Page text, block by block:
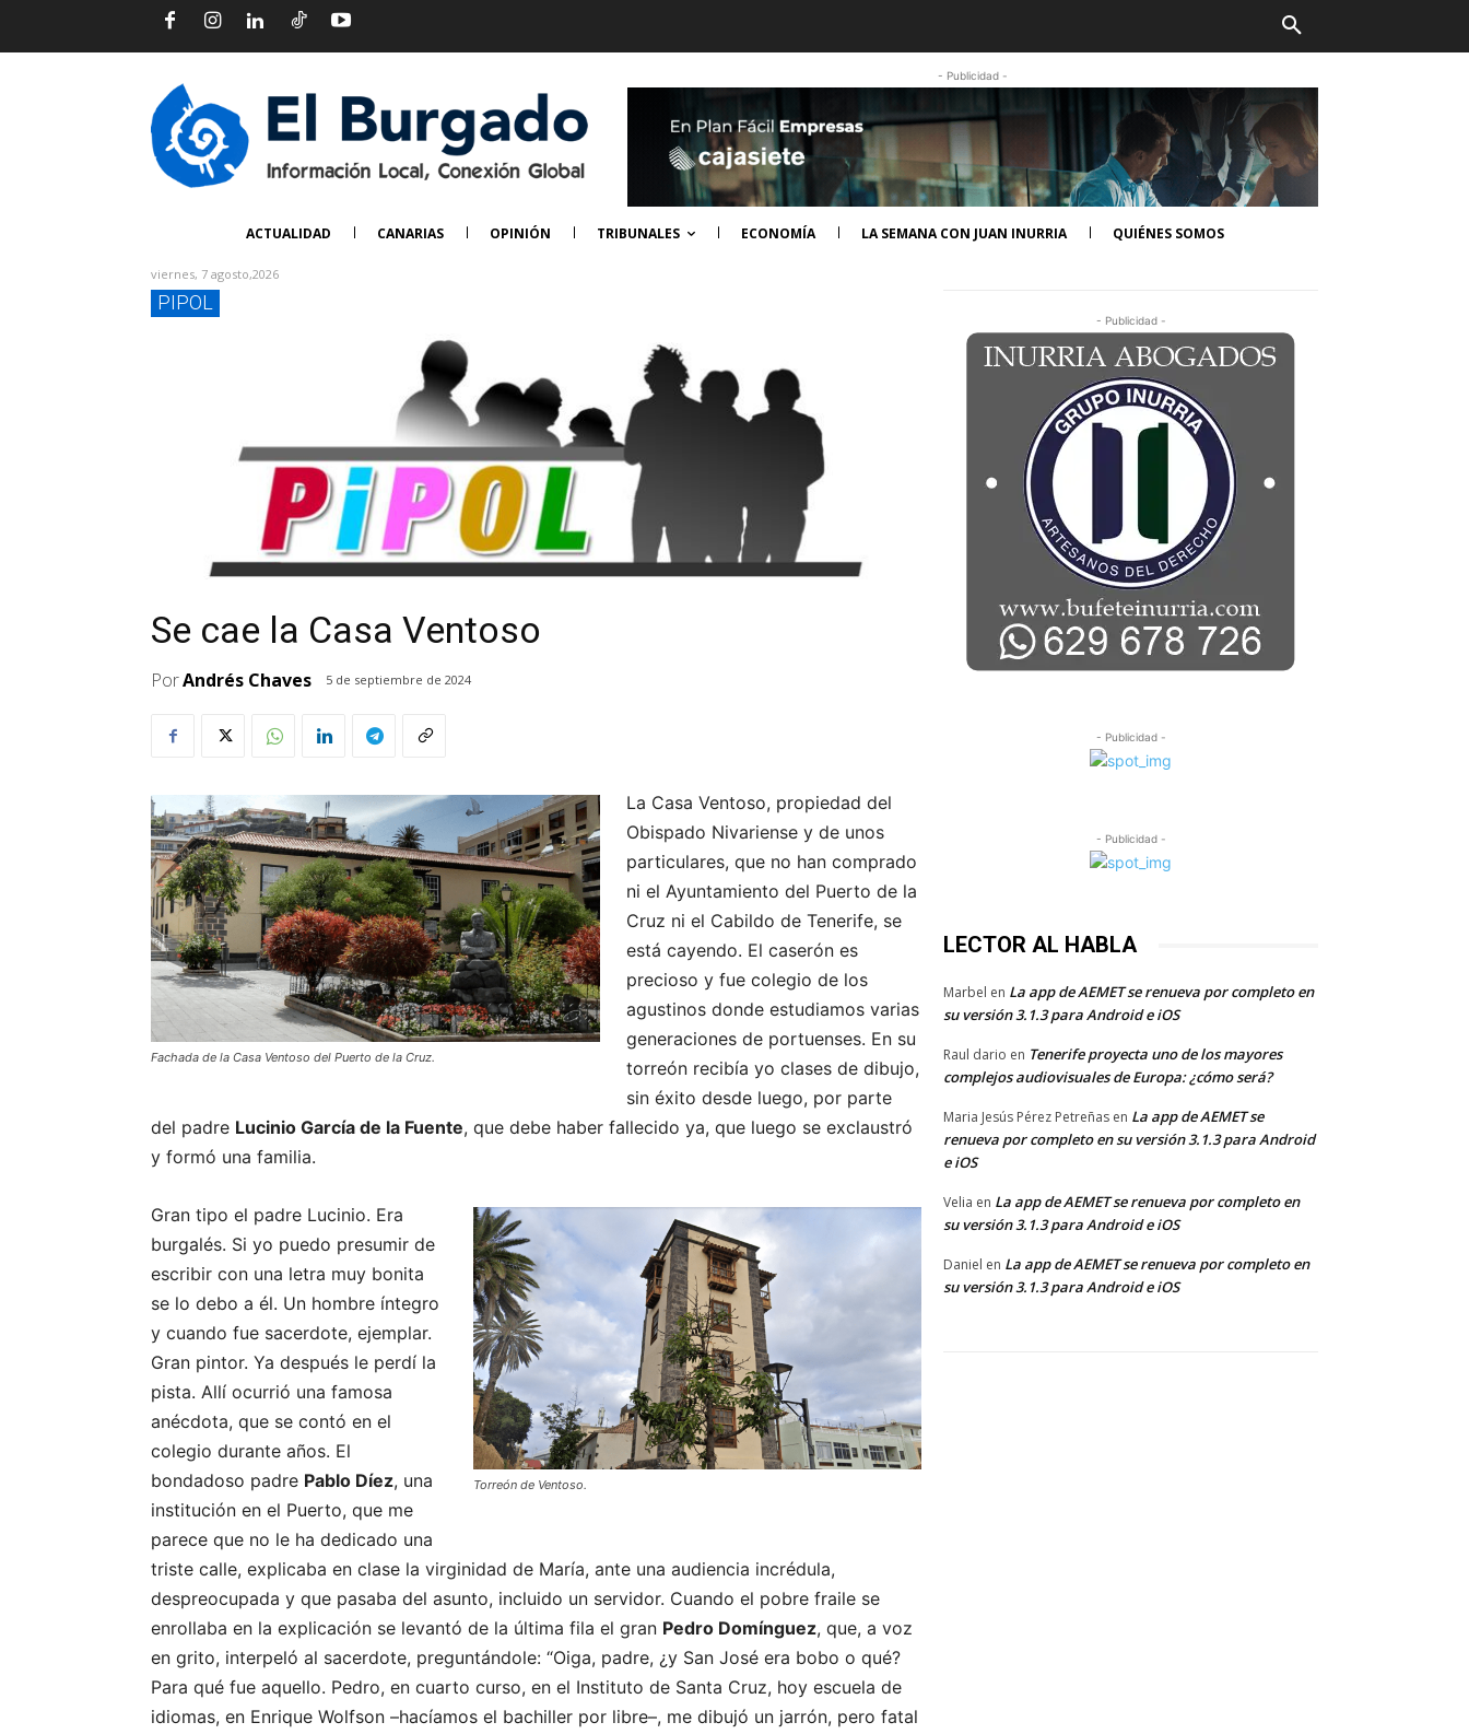
- Publicidad -
ACTUALIDAD CANARIAS OPINIÓN TRIBUNALES ECONOMÍA LA SEMANA CON JUAN INURRIA QUIÉNES SOMOS
viernes, 7 agosto,2026
PIPOL
Se cae la Casa Ventoso
PorAndrés Chaves 5 de septiembre de 2024
Fachada de la Casa Ventoso del Puerto de la Cruz.
La Casa Ventoso, propiedad del
Obispado Nivariense y de unos
particulares, que no han comprado
ni el Ayuntamiento del Puerto de la
Cruz ni el Cabildo de Tenerife, se
está cayendo. El caserón es
precioso y fue colegio de los
agustinos donde estudiamos varias
generaciones de portuenses. En su
torreón recibía yo clases de dibujo,
sin éxito desde luego, por parte
del padre Lucinio García de la Fuente, que debe haber fallecido ya, que luego se exclaustró
y formó una familia.
Torreón de Ventoso.
Gran tipo el padre Lucinio. Era
burgalés. Si yo puedo presumir de
escribir con una letra muy bonita
se lo debo a él. Un hombre íntegro
y cuando fue sacerdote, ejemplar.
Gran pintor. Ya después le perdí la
pista. Allí ocurrió una famosa
anécdota, que se contó en el
colegio durante años. El
bondadoso padre Pablo Díez, una
institución en el Puerto, que me
parece que no le ha dedicado una
triste calle, explicaba en clase la virginidad de María, ante una audiencia incrédula,
despreocupada y que pasaba del asunto, incluido un servidor. Cuando el pobre fraile se
enrollaba en la explicación se levantó de la última fila el gran Pedro Domínguez, que, a voz
en grito, interpeló al sacerdote, preguntándole: “Oiga, padre, ¿y San José era bobo o qué?
Para qué fue aquello. Pedro, en cuarto curso, en el Instituto de Santa Cruz, hoy escuela de
idiomas, en Enrique Wolfson –hacíamos el bachiller por libre–, me dibujó un jarrón, pero fatal
- Publicidad -
- Publicidad -
- Publicidad -
LECTOR AL HABLA
Marbel en La app de AEMET se renueva por completo en
su versión 3.1.3 para Android e iOS
Raul dario en Tenerife proyecta uno de los mayores
complejos audiovisuales de Europa: ¿cómo será?
Maria Jesús Pérez Petreñas en La app de AEMET se
renueva por completo en su versión 3.1.3 para Android
e iOS
Velia en La app de AEMET se renueva por completo en
su versión 3.1.3 para Android e iOS
Daniel en La app de AEMET se renueva por completo en
su versión 3.1.3 para Android e iOS